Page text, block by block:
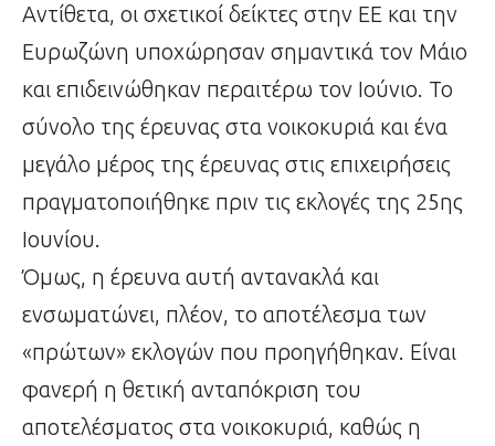
Αντίθετα, οι σχετικοί δείκτες στην ΕΕ και την
Ευρωζώνη υποχώρησαν σημαντικά τον Μάιο
και επιδεινώθηκαν περαιτέρω τον Ιούνιο. Το
σύνολο της έρευνας στα νοικοκυριά και ένα
μεγάλο μέρος της έρευνας στις επιχειρήσεις
πραγματοποιήθηκε πριν τις εκλογές της 25ης
Ιουνίου.
Όμως, η έρευνα αυτή αντανακλά και
ενσωματώνει, πλέον, το αποτέλεσμα των
«πρώτων» εκλογών που προηγήθηκαν. Είναι
φανερή η θετική ανταπόκριση του
αποτελέσματος στα νοικοκυριά, καθώς η